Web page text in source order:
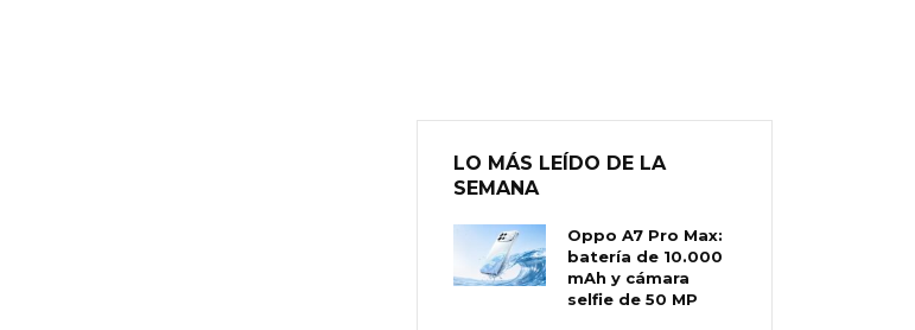
LO MÁS LEÍDO DE LA
SEMANA
Oppo A7 Pro Max:
batería de 10.000
mAh y cámara
selfie de 50 MP